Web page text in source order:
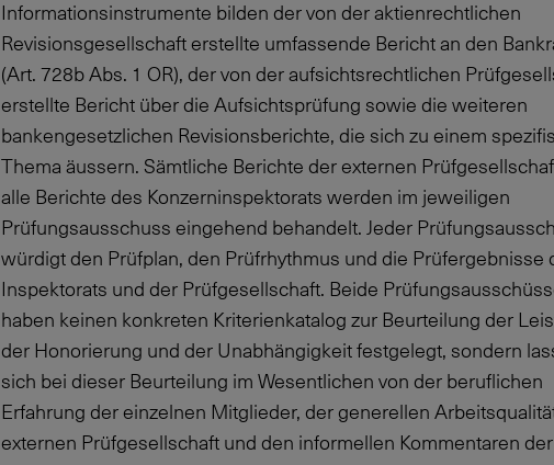
Informationsinstrumente bilden der von der aktienrechtlichen
Revisionsgesellschaft erstellte umfassende Bericht an den
(Art. 728b Abs. 1 OR), der von der aufsichtsrechtlichen
erstellte Bericht über die Aufsichtsprüfung sowie die weiteren
bankengesetzlichen Revisionsberichte, die sich zu einem
Thema äussern. Sämtliche Berichte der externen
alle Berichte des Konzerninspektorats werden im jeweiligen
Prüfungsausschuss eingehend behandelt. Jeder
würdigt den Prüfplan, den Prüfrhythmus und die Prüfergebnisse
Inspektorats und der Prüfgesellschaft. Beide
haben keinen konkreten Kriterienkatalog zur Beurteilung der
der Honorierung und der Unabhängigkeit festgelegt, sondern
sich bei dieser Beurteilung im Wesentlichen von der beruflichen
Erfahrung der einzelnen Mitglieder, der generellen
externen Prüfgesellschaft und den informellen Kommentaren der